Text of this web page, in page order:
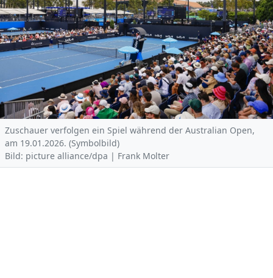
Zuschauer verfolgen ein Spiel während der Australian Open,
am 19.01.2026. (Symbolbild)
Bild: picture alliance/dpa | Frank Molter